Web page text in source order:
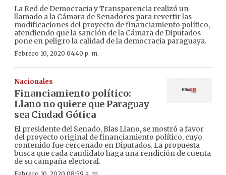
La Red de Democracia y Transparencia realizó un
llamado a la Cámara de Senadores para revertir las
modificaciones del proyecto de financiamiento político,
atendiendo que la sanción de la Cámara de Diputados
pone en peligro la calidad de la democracia paraguaya.
Febrero 10, 2020 04:40 p. m.
Nacionales
Financiamiento político:
Llano no quiere que Paraguay
sea Ciudad Gótica
El presidente del Senado, Blas Llano, se mostró a favor
del proyecto original de financiamiento político, cuyo
contenido fue cercenado en Diputados. La propuesta
busca que cada candidato haga una rendición de cuenta
de su campaña electoral.